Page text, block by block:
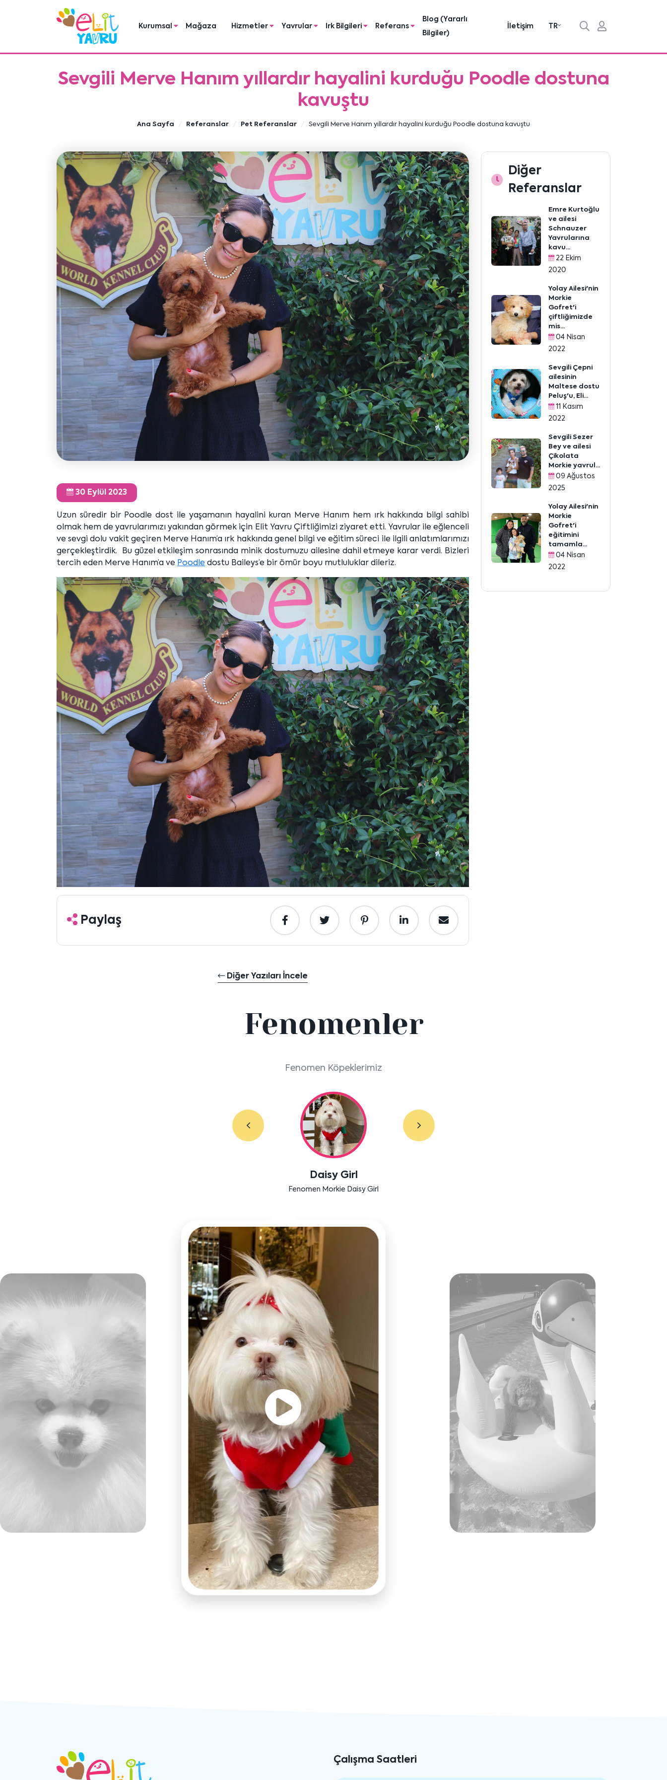
Kurumsal Mağaza Hizmetler Yavrular Irk Bilgileri Referans
Blog (Yararlı
Bilgiler)
İletişim TR
Sevgili Merve Hanım yıllardır hayalini kurduğu Poodle dostuna
kavuştu
Ana Sayfa Referanslar Pet Referanslar Sevgili Merve Hanım yıllardır hayalini kurduğu Poodle dostuna kavuştu
30 Eylül 2023
Uzun süredir bir Poodle dost ile yaşamanın hayalini kuran Merve Hanım hem ırk hakkında bilgi sahibi
olmak hem de yavrularımızı yakından görmek için Elit Yavru Çiftliğimizi ziyaret etti. Yavrular ile eğlenceli
ve sevgi dolu vakit geçiren Merve Hanım’a ırk hakkında genel bilgi ve eğitim süreci ile ilgili anlatımlarımızı
gerçekleştirdik. Bu güzel etkileşim sonrasında minik dostumuzu ailesine dahil etmeye karar verdi. Bizleri
tercih eden Merve Hanım’a ve Poodle dostu Baileys’e bir ömür boyu mutluluklar dileriz.
Paylaş
Diğer Yazıları İncele
Diğer
Referanslar
Emre Kurtoğlu
ve ailesi
Schnauzer
Yavrularına
kavu...
22 Ekim
2020
Yolay Ailesi'nin
Morkie
Gofret'i
çiftliğimizde
mis...
04 Nisan
2022
Sevgili Çepni
ailesinin
Maltese dostu
Peluş'u, Eli...
11 Kasım
2022
Sevgili Sezer
Bey ve ailesi
Çikolata
Morkie yavrul...
09 Ağustos
2025
Yolay Ailesi'nin
Morkie
Gofret'i
eğitimini
tamamla...
04 Nisan
2022
Fenomenler
Fenomen Köpeklerimiz
Labradoodle Bruno
Bensu Soral'ın dostu Bruno
Çalışma Saatleri